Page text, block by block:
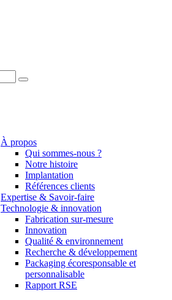
À propos
Qui sommes-nous ?
Notre histoire
Implantation
Références clients
Expertise & Savoir-faire
Technologie & innovation
Fabrication sur-mesure
Innovation
Qualité & environnement
Recherche & développement
Packaging écoresponsable et
personnalisable
Rapport RSE